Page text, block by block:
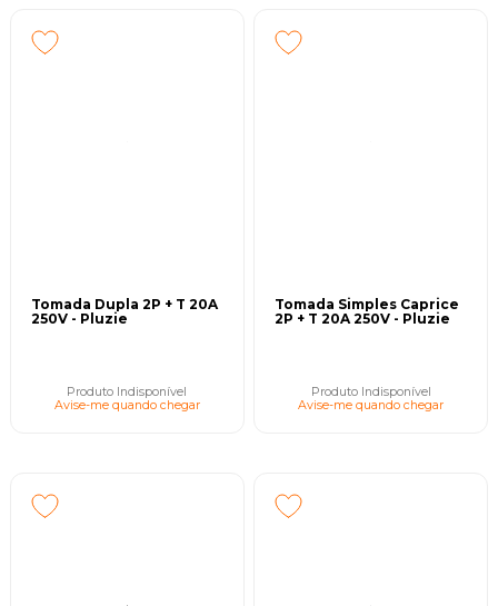
Tomada Dupla 2P + T 20A
250V - Pluzie
Produto Indisponível
Avise-me quando chegar
Tomada Simples Caprice
2P + T 20A 250V - Pluzie
Produto Indisponível
Avise-me quando chegar